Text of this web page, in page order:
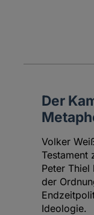
Der
Volker
Testament
Peter
der
Ideologie.